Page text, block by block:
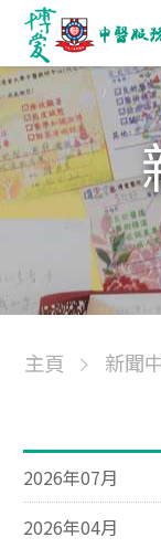
主頁 新聞
2026年07月
2026年04月